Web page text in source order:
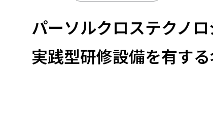
パーソルクロステクノロ
実践型研修設備を有す